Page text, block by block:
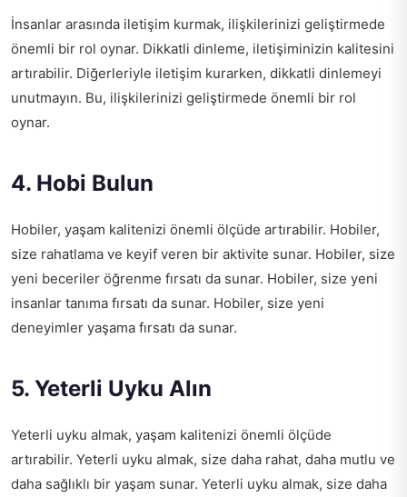
İnsanlar arasında iletişim kurmak, ilişkilerinizi geliştirmede
önemli bir rol oynar. Dikkatli dinleme, iletişiminizin kalitesini
artırabilir. Diğerleriyle iletişim kurarken, dikkatli dinlemeyi
unutmayın. Bu, ilişkilerinizi geliştirmede önemli bir rol
oynar.
4. Hobi Bulun
Hobiler, yaşam kalitenizi önemli ölçüde artırabilir. Hobiler,
size rahatlama ve keyif veren bir aktivite sunar. Hobiler, size
yeni beceriler öğrenme fırsatı da sunar. Hobiler, size yeni
insanlar tanıma fırsatı da sunar. Hobiler, size yeni
deneyimler yaşama fırsatı da sunar.
5. Yeterli Uyku Alın
Yeterli uyku almak, yaşam kalitenizi önemli ölçüde
artırabilir. Yeterli uyku almak, size daha rahat, daha mutlu ve
daha sağlıklı bir yaşam sunar. Yeterli uyku almak, size daha